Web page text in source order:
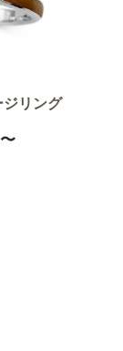
リング